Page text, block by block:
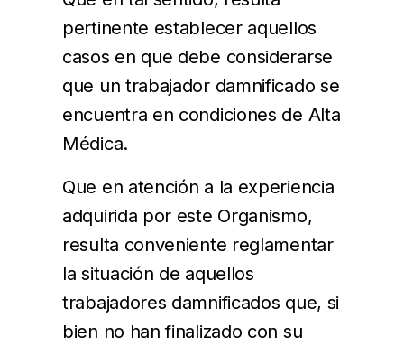
pertinente establecer aquellos
casos en que debe considerarse
que un trabajador damnificado se
encuentra en condiciones de Alta
Médica.
Que en atención a la experiencia
adquirida por este Organismo,
resulta conveniente reglamentar
la situación de aquellos
trabajadores damnificados que, si
bien no han finalizado con su